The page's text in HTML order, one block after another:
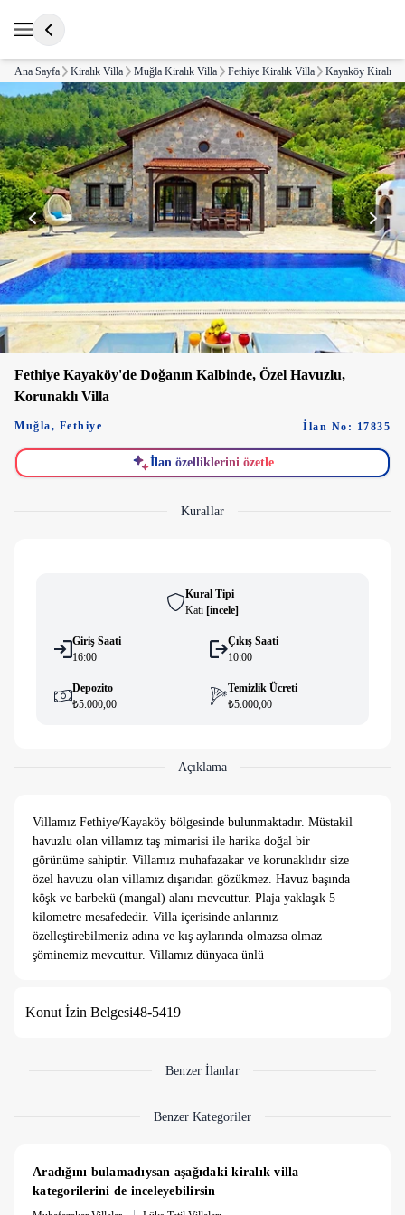
Ana Sayfa Kiralık Villa Muğla Kiralık Villa Fethiye Kiralık Villa Kayaköy Kiralık
Fethiye Kayaköy'de Doğanın Kalbinde, Özel Havuzlu,
Korunaklı Villa
Muğla, Fethiye İlan No: 17835
İlan özelliklerini özetle
Kurallar
Kural Tipi
Katı [i̇ncele]
Giriş Saati
16:00
Çıkış Saati
10:00
Depozito
₺5.000,00
Temizlik Ücreti
₺5.000,00
Açıklama
Villamız Fethiye/Kayaköy bölgesinde bulunmaktadır. Müstakil
havuzlu olan villamız taş mimarisi ile harika doğal bir
görünüme sahiptir. Villamız muhafazakar ve korunaklıdır size
özel havuzu olan villamız dışarıdan gözükmez. Havuz başında
köşk ve barbekü (mangal) alanı mevcuttur. Plaja yaklaşık 5
kilometre mesafededir. Villa içerisinde anlarınız
özelleştirebilmeniz adına ve kış aylarında olmazsa olmaz
şöminemiz mevcuttur. Villamız dünyaca ünlü
Villamızda 3 adet yatak odası bulunmaktadır. Bütün yatak
Salonda şömine, havuz başında bahçede mangal yakmanız için
olup günlük bakımı eksiksiz yapılmaktadır.
Üst Kat
1. Yatak Odası: Çift kişilik yatak, ebeveyn banyosu, klimalı.
Giriş Katı
Konut İzin Belgesi48-5419
Benzer İlanlar
Benzer Kategoriler
Aradığını bulamadıysan aşağıdaki kiralık villa
kategorilerini de inceleyebilirsin